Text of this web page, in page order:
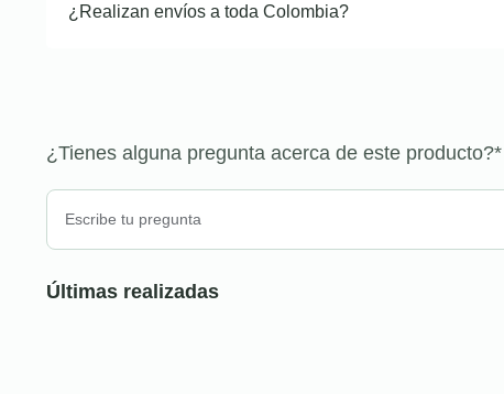
¿Realizan envíos a toda Colombia?
¿Tienes alguna pregunta acerca de este producto?*
Últimas realizadas